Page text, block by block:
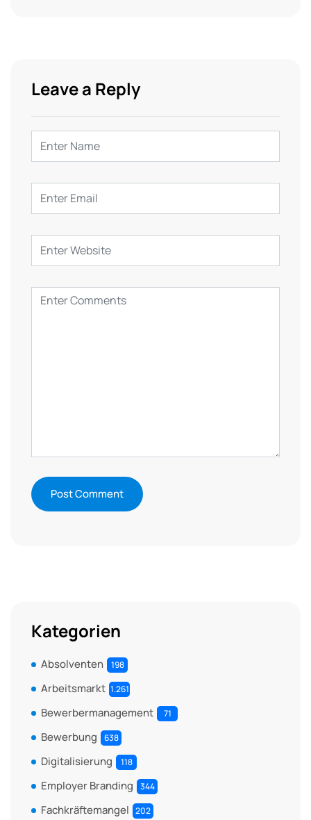
Leave a Reply
Kategorien
Absolventen 198
Arbeitsmarkt 1.261
Bewerbermanagement 71
Bewerbung 638
Digitalisierung 118
Employer Branding 344
Fachkräftemangel 202